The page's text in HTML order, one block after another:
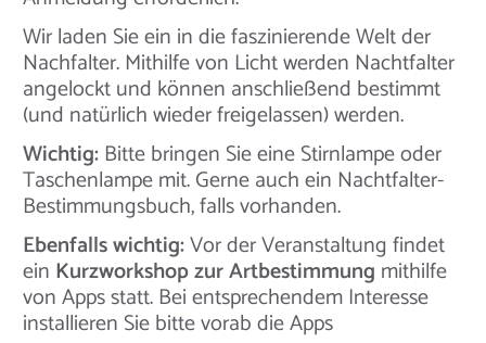
Wir laden Sie ein in die faszinierende Welt der
Nachfalter. Mithilfe von Licht werden Nachtfalter
angelockt und können anschließend bestimmt
(und natürlich wieder freigelassen) werden.
Wichtig: Bitte bringen Sie eine Stirnlampe oder
Taschenlampe mit. Gerne auch ein Nachtfalter-
Bestimmungsbuch, falls vorhanden.
Ebenfalls wichtig:Vor der Veranstaltung findet
ein Kurzworkshop zur Artbestimmung mithilfe
von Apps statt. Bei entsprechendem Interesse
installieren Sie bitte vorab die Apps